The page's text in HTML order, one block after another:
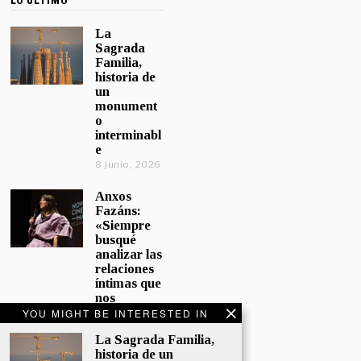
YOU MIGHT BE INTERESTED IN
La Sagrada Familia,
historia de un
La
Sagrada
Familia,
historia de
un
monument
o
interminabl
e
8 junio, 2026
Anxos
Fazáns:
«Siempre
busqué
analizar las
relaciones
íntimas que
nos
afectan»